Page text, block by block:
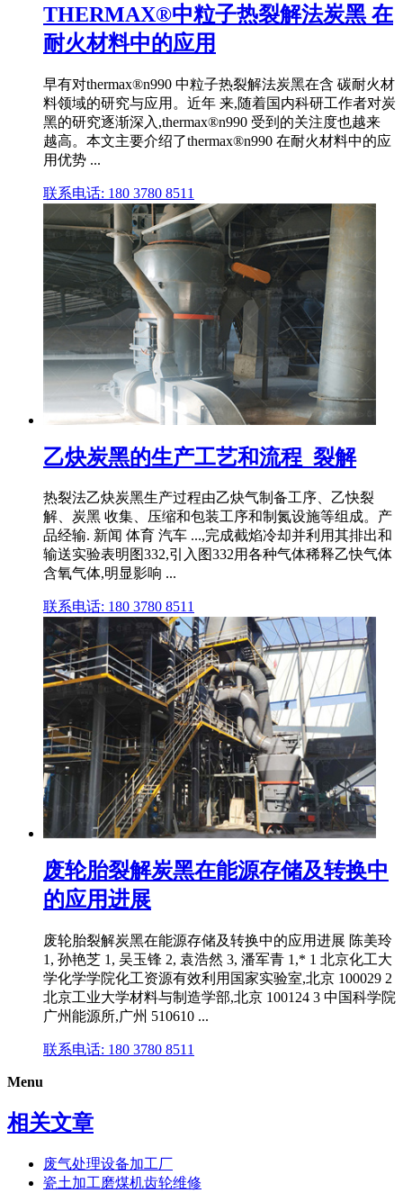
THERMAX®中粒子热裂解法炭黑 在
耐火材料中的应用
早有对thermax®n990 中粒子热裂解法炭黑在含 碳耐火材
料领域的研究与应用。近年 来,随着国内科研工作者对炭
黑的研究逐渐深入,thermax®n990 受到的关注度也越来
越高。本文主要介绍了thermax®n990 在耐火材料中的应
用优势 ...
联系电话: 180 3780 8511
乙炔炭黑的生产工艺和流程_裂解
热裂法乙炔炭黑生产过程由乙炔气制备工序、乙快裂
解、炭黑 收集、压缩和包装工序和制氮设施等组成。产
品经输. 新闻 体育 汽车 ...,完成截焰冷却并利用其排出和
输送实验表明图332,引入图332用各种气体稀释乙快气体
含氧气体,明显影响 ...
联系电话: 180 3780 8511
废轮胎裂解炭黑在能源存储及转换中
的应用进展
废轮胎裂解炭黑在能源存储及转换中的应用进展 陈美玲
1, 孙艳芝 1, 吴玉锋 2, 袁浩然 3, 潘军青 1,* 1 北京化工大
学化学学院化工资源有效利用国家实验室,北京 100029 2
北京工业大学材料与制造学部,北京 100124 3 中国科学院
广州能源所,广州 510610 ...
联系电话: 180 3780 8511
Menu
相关文章
废气处理设备加工厂
瓷土加工磨煤机齿轮维修